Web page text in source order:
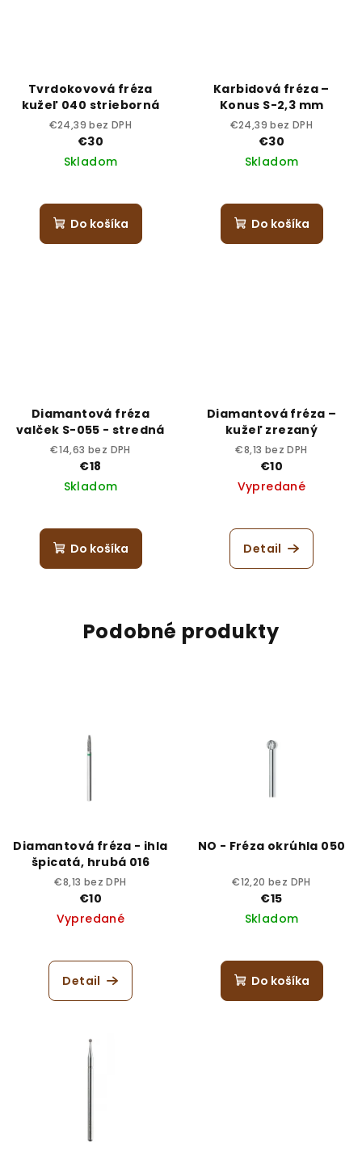
Tvrdokovová fréza
kužeľ 040 strieborná
€24,39 bez DPH
€30
Skladom
Do košíka
Karbidová fréza –
Konus S-2,3 mm
€24,39 bez DPH
€30
Skladom
Do košíka
Diamantová fréza
valček S-055 - stredná
€14,63 bez DPH
€18
Skladom
Do košíka
Diamantová fréza –
kužeľ zrezaný
€8,13 bez DPH
€10
Vypredané
Detail
Podobné produkty
Diamantová fréza - ihla
špicatá, hrubá 016
€8,13 bez DPH
€10
Vypredané
Detail
NO - Fréza okrúhla 050
€12,20 bez DPH
€15
Skladom
Do košíka